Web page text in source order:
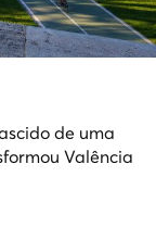
de uma
Valência